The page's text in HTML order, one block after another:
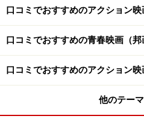
明らかな事実誤認があ
映画のタイトルには、やや
てからその意味がはっきり
口コミでおすすめのアクション映
口コミでおすすめの青春映画（邦
口コミでおすすめのアクション映
他のテー